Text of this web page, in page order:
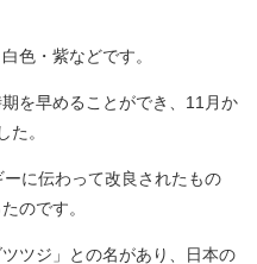
色・紫などです。
を早めることができ、11月か
た。
に伝わって改良されたもの
のです。
ツジ」との名があり、日本の